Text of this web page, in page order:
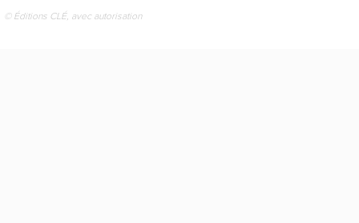
© Éditions CLÉ, avec autorisation